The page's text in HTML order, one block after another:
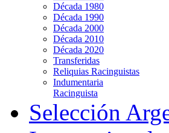
Década 1980
Década 1990
Década 2000
Década 2010
Década 2020
Transferidas
Reliquias Racinguistas
Indumentaria
Racinguista
Selección